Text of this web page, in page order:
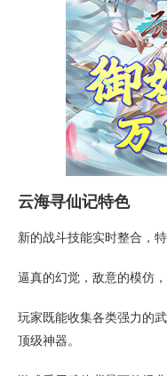
云海寻仙记特色
新的战斗技能实时整合，
逼真的幻觉，敌意的模仿
玩家既能收集各类强力的
顶级神器。